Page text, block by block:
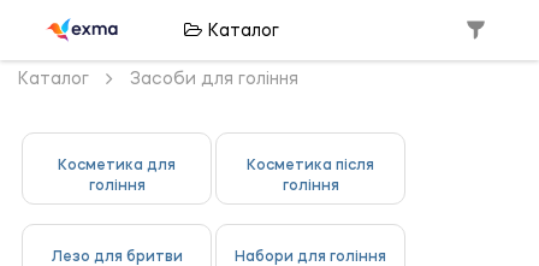
Каталог
Каталог Засоби для гоління
Косметика для
гоління
Косметика після
гоління
Лезо для бритви Набори для гоління